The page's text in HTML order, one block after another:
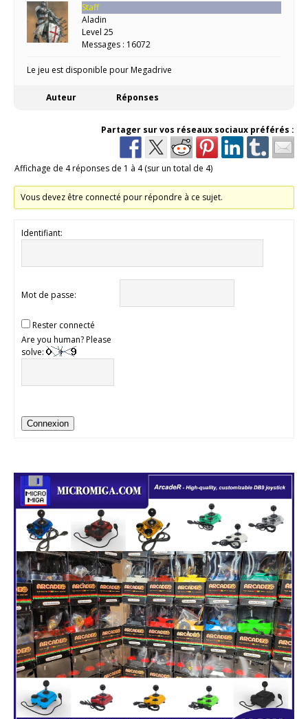
Staff
Aladin
Level 25
Messages : 16072
Le jeu est disponible pour Megadrive
Auteur Réponses
Partager sur vos réseaux sociaux préférés :
Affichage de 4 réponses de 1 à 4 (sur un total de 4)
Vous devez être connecté pour répondre à ce sujet.
Identifiant:
Mot de passe:
Rester connecté
Are you human? Please
solve:
Connexion